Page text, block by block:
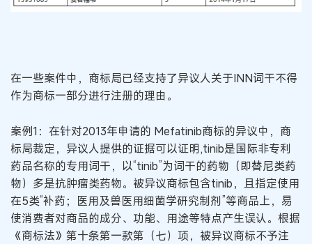
在一些案件中，商标局已经支持了异议人关于INN词干不得
作为商标一部分进行注册的理由。
案例1：在针对2013年申请的 Mefatinib商标的异议中，商
标局裁定，异议人提供的证据可以证明,tinib是国际非专利
药品名称的专用词干，以“tinib”为词干的药物（即替尼类药
物）多是抗肿瘤类药物。被异议商标包含tinib，且指定使用
在5类“补药；医用及兽医用细菌学研究制剂”等商品上，易
使消费者对商品的成分、功能、用途等特点产生误认。根据
《商标法》第十条第一款第（七）项，被异议商标不予注